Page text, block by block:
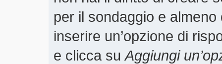
per il sondaggio e
inserire un’opzione di
e clicca suAggiungi